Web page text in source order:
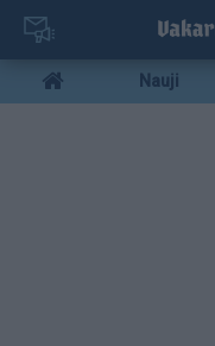
Pereiti
pagrindinį
turinį
Mobile
menu
Nauji